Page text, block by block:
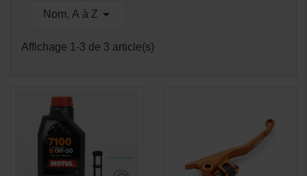
Nom, A à Z 
Affichage 1-3 de 3 article(s)